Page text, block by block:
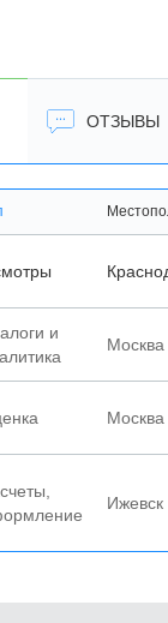
ОТЗЫВЫ
и
Москва
Москва
Ижевск